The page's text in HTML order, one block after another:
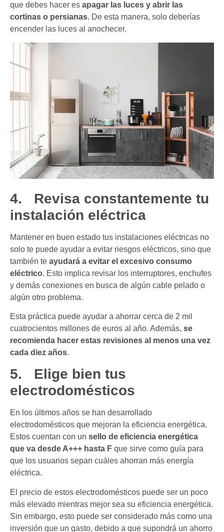
que debes hacer es apagar las luces y abrir las
cortinas o persianas. De esta manera, solo deberías
encender las luces al anochecer.
4.
Revisa constantemente tu
instalación eléctrica
Mantener en buen estado tus instalaciones eléctricas no
solo te puede ayudar a evitar riesgos eléctricos, sino que
también te ayudará a evitar el excesivo consumo
eléctrico. Esto implica revisar los interruptores, enchufes
y demás conexiones en busca de algún cable pelado o
algún otro problema.
Esta práctica puede ayudar a ahorrar cerca de 2 mil
cuatrocientos millones de euros al año. Además, se
recomienda hacer estas revisiones al menos una vez
cada diez años.
5.
Elige bien tus
electrodomésticos
En los últimos años se han desarrollado
electrodomésticos que mejoran la eficiencia energética.
Estos cuentan con un sello de eficiencia energética
que va desde A+++ hasta F que sirve como guía para
que los usuarios sepan cuáles ahorran más energía
eléctrica.
El precio de estos electrodomésticos puede ser un poco
más elevado mientras mejor sea su eficiencia energética.
Sin embargo, esto puede ser considerado más como una
inversión que un gasto, debido a que supondrá un ahorro